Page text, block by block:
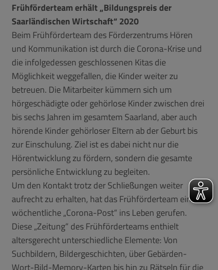
Frühförderteam erhält „Bildungspreis der
Saarländischen Wirtschaft“ 2020
Beim Frühförderteam des Förderzentrums Hören
und Kommunikation ist durch die Corona-Krise und
die infolgedessen geschlossenen Kitas die
Möglichkeit weggefallen, die Kinder weiter zu
betreuen. Die Mitarbeiter kümmern sich um
hörgeschädigte oder gehörlose Kinder zwischen drei
bis sechs Jahren im gesamtem Saarland, aber auch
hörende Kinder gehörloser Eltern ab der Geburt bis
zur Einschulung. Ziel ist es dabei nicht nur die
Hörentwicklung zu fördern, sondern die gesamte
persönliche Entwicklung zu begleiten.
Um den Kontakt trotz der Schließungen weiter
aufrecht zu erhalten, hat das Frühförderteam eine
wöchentliche „Corona-Post“ ins Leben gerufen.
Diese „Zeitung“ des Frühförderteams enthielt
altersgerecht unterschiedliche Elemente: Von
Suchbildern, Bildergeschichten, über Gebärden-
Wort-Bild-Memory-Karten bis hin zu Rätseln für die